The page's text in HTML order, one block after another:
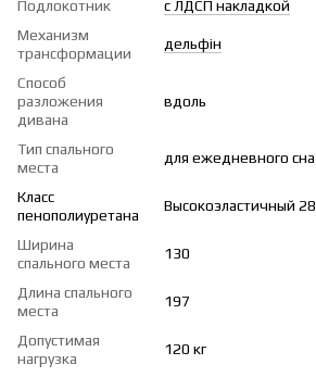
Подлокотник
с ЛДСП накладкой
Механизм
трансформации
дельфін
Способ
разложения
дивана
вдоль
Тип спального
места
для ежедневного сна
Класс
пенополиуретана
Высокоэластичный 28
Ширина
спального места
130
Длина спального
места
197
Допустимая
нагрузка
120 кг